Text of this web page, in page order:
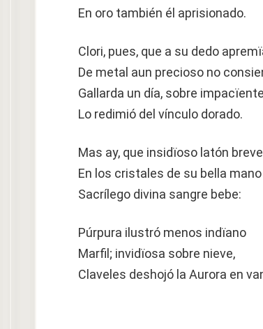
En oro también él aprisionado.
Clori, pues, que a su dedo
De metal aun precioso no
Gallarda un día, sobre
Lo redimió del vínculo dorado.
Mas ay, que insidïoso latón breve
En los cristales de su bella mano
Sacrílego divina sangre bebe:
Púrpura ilustró menos indïano
Marfil; invidïosa sobre nieve,
Claveles deshojó la Aurora en